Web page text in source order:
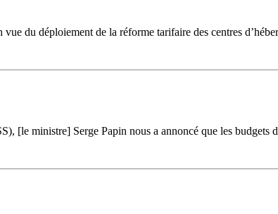
du déploiement de la réforme tarifaire des centres
ministre] Serge Papin nous a annoncé que les budgets